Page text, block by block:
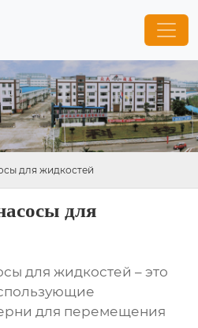
для жидкостей
для
для жидкостей – это
для перемещения